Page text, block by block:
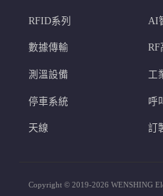
RFID系列 AI
數據傳輸 RF
測溫設備 工
停車系統 呼
天線 訂
Copyright © 2019-2026 WENSHING